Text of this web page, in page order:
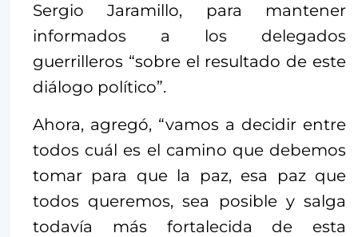
Sergio Jaramillo, para mantener
informados a los delegados
guerrilleros “sobre el resultado de este
diálogo político”.
Ahora, agregó, “vamos a decidir entre
todos cuál es el camino que debemos
tomar para que la paz, esa paz que
todos queremos, sea posible y salga
todavía más fortalecida de esta